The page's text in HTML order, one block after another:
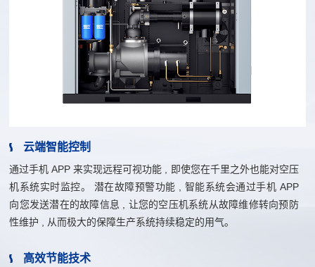
云端智能控制
通过手机 APP 来实现远程可视功能 , 即使您在千里之外也能对空压
机系统实时监控。 潜在故障预警功能 , 智能系统会通过手机 APP
向您发送潜在的故障信息 , 让您的空压机系统从故障维修转向预防
性维护 , 从而极大的保障生产系统持续稳定的用气。
高效节能技术